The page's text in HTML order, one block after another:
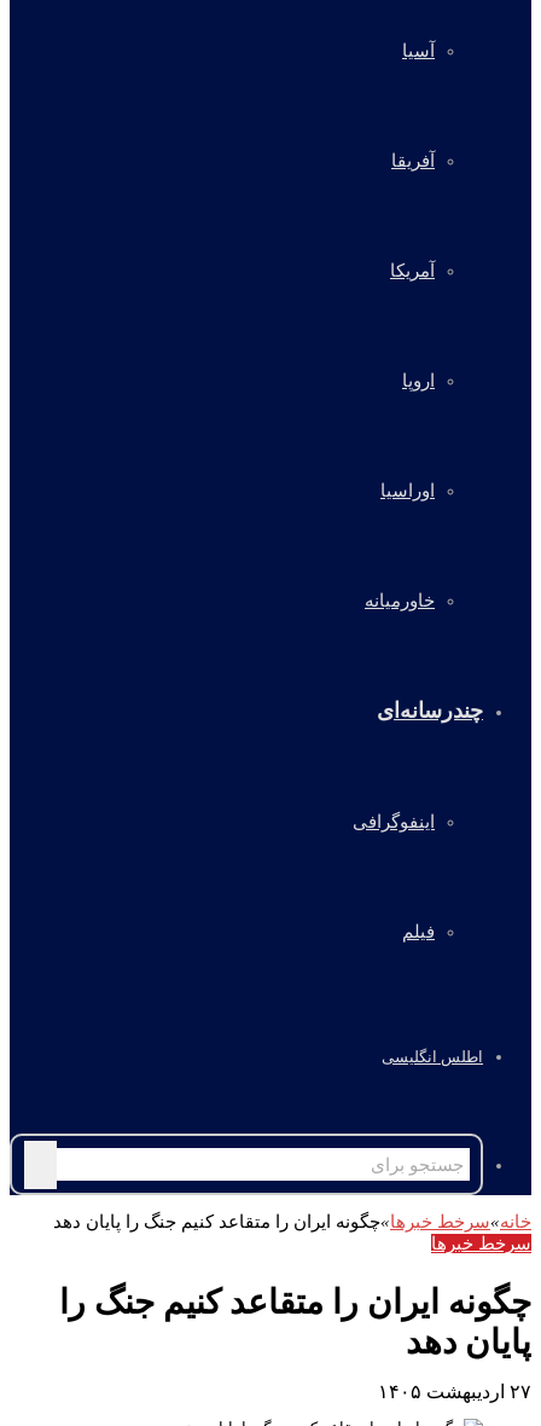
آسیا
آفریقا
آمریکا
اروپا
اوراسیا
خاورمیانه
چندرسانه‌ای
اینفوگرافی
فیلم
اطلس انگلیسی
برای
خانه»سرخط خبرها»چگونه ایران را متقاعد کنیم جنگ را پایان دهد
سرخط خبرها
چگونه ایران را متقاعد کنیم جنگ را
پایان دهد
۲۷ اردیبهشت ۱۴۰۵